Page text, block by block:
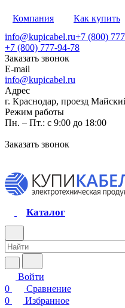
Компания Как купить
info@kupicabel.ru+7 (800)
+7 (800) 777-94-78
Заказать звонок
E-mail
info@kupicabel.ru
Адрес
г. Краснодар, проезд
Режим работы
Пн. – Пт.: с 9:00 до 18:00
Заказать звонок
Каталог
Войти
0
Сравнение
0
Избранное